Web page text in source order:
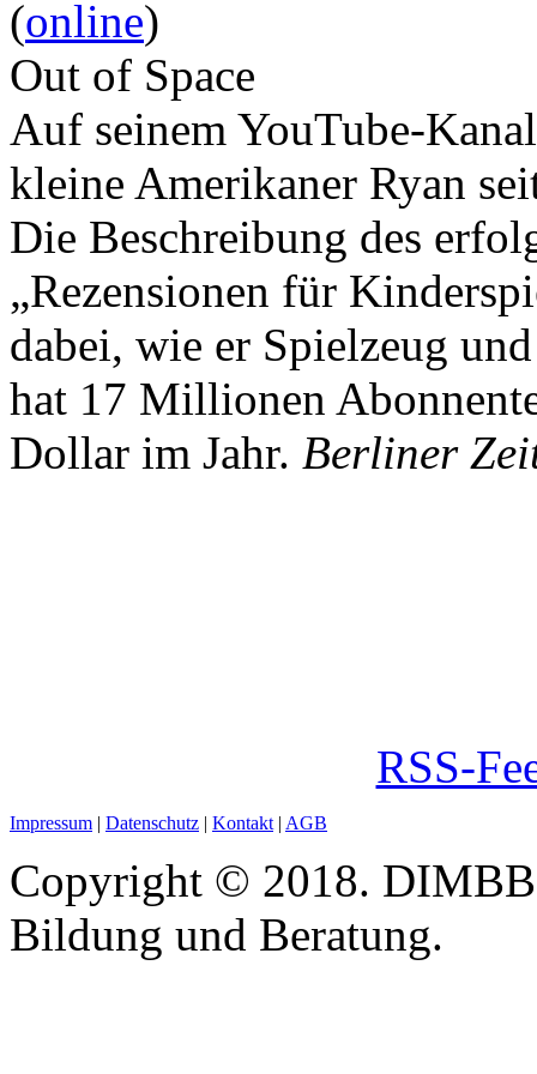
(online)
Out of Space
Auf seinem YouTube-
kleine Amerikaner Ryan
Die Beschreibung des
„Rezensionen für
dabei, wie er Spielzeug
hat 17 Millionen
Dollar im Jahr. Berliner
RSS-
Impressum | Datenschutz | Kontakt | AGB
Copyright © 2018.
Bildung und Beratung.